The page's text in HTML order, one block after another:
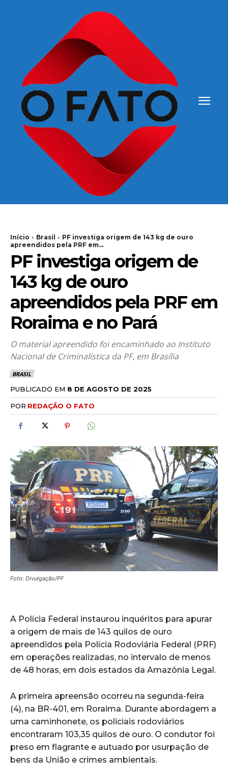
Início Brasil
PF investiga origem de 143 kg de ouro
apreendidos pela PRF em...
PF investiga origem de
143 kg de ouro
apreendidos pela PRF em
Roraima e no Pará
O material apreendido foi encaminhado ao Instituto
Nacional de Criminalística da PF, em Brasília
BRASIL
PUBLICADO EM 8 DE AGOSTO DE 2025
POR REDAÇÃO O FATO
Foto: Divulgação/PF
A Polícia Federal instaurou inquéritos para apurar
a origem de mais de 143 quilos de ouro
apreendidos pela Polícia Rodoviária Federal (PRF)
em operações realizadas, no intervalo de menos
de 48 horas, em dois estados da Amazônia Legal.
A primeira apreensão ocorreu na segunda-feira
(4), na BR-401, em Roraima. Durante abordagem a
uma caminhonete, os policiais rodoviários
encontraram 103,35 quilos de ouro. O condutor foi
preso em flagrante e autuado por usurpação de
bens da União e crimes ambientais.